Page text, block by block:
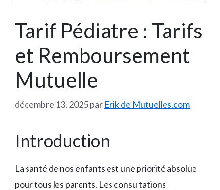
Tarif Pédiatre : Tarifs
et Remboursement
Mutuelle
décembre 13, 2025par Erik de Mutuelles.com
Introduction
La santé de nos enfants est une priorité absolue
pour tous les parents. Les consultations